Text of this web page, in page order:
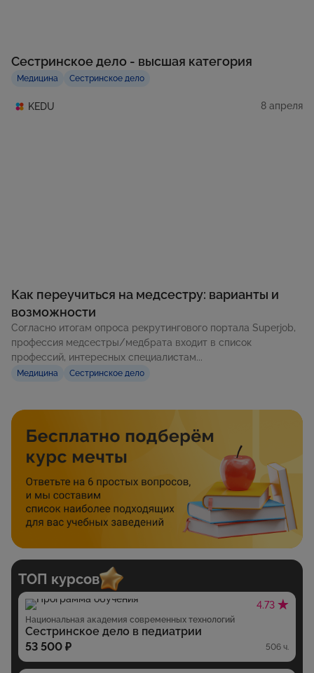
Сестринское дело - высшая категория
Медицина Сестринское дело
KEDU 8 апреля
Как переучиться на медсестру: варианты и
возможности
Согласно итогам опроса рекрутингового портала Superjob,
профессия медсестры/медбрата входит в список
профессий, интересных специалистам...
Медицина Сестринское дело
ТОП курсов
4.73
Национальная академия современных технологий
Сестринское дело в педиатрии
53 500 ₽
506 ч.